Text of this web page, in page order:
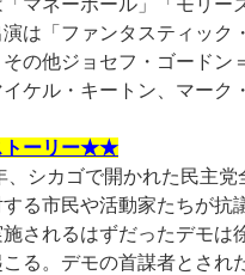
は「ファンタスティック
その他ジョセフ・ゴードン
イケル・キートン、マーク
ーリー★★
、シカゴで開かれた民主
する市民や活動家たちが抗
施されるはずだったデモは
こる。デモの首謀者とされ